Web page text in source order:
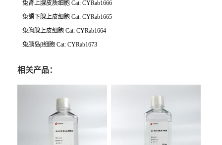
兔肾上腺皮质细胞 Cat: CYRab1666
兔颌下腺上皮细胞 Cat: CYRab1665
兔胸腺上皮细胞 Cat: CYRab1664
兔胰岛β细胞 Cat: CYRab1673
相关产品：